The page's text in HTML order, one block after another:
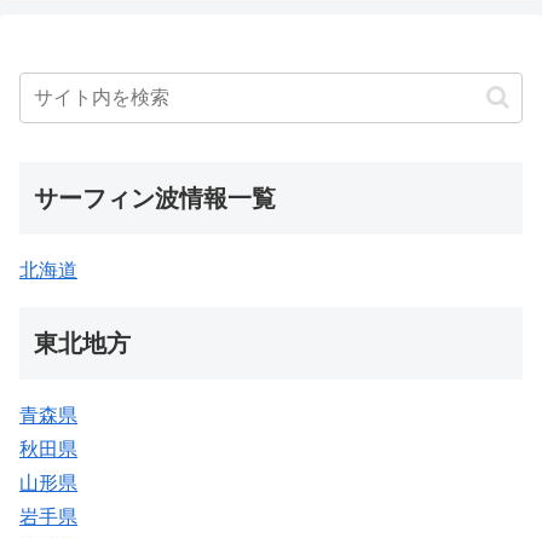
サーフィン波情報一覧
北海道
東北地方
青森県
秋田県
山形県
岩手県